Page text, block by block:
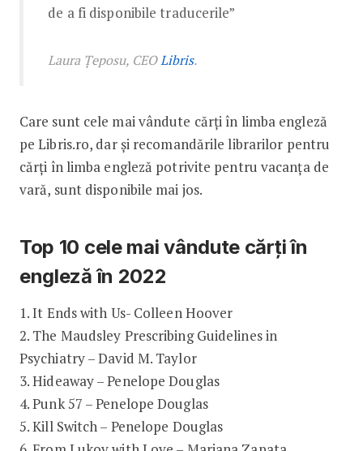
de a fi disponibile traducerile”
Laura Țeposu, CEOLibris.
Care sunt cele mai vândute cărți în limba engleză
pe Libris.ro, dar și recomandările librarilor pentru
cărți în limba engleză potrivite pentru vacanța de
vară, sunt disponibile mai jos.
Top 10 cele mai vândute cărți în
engleză în 2022
1. It Ends with Us- Colleen Hoover
2. The Maudsley Prescribing Guidelines in
Psychiatry – David M. Taylor
3. Hideaway – Penelope Douglas
4. Punk 57 – Penelope Douglas
5. Kill Switch – Penelope Douglas